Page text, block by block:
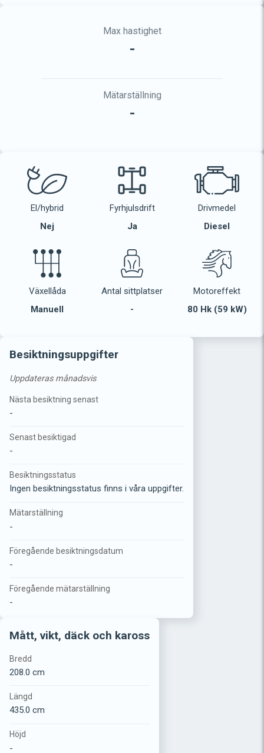
Max hastighet
-
Mätarställning
-
El/hybrid
Nej
Fyrhjulsdrift
Ja
Drivmedel
Diesel
Växellåda
Manuell
Antal sittplatser
-
Motoreffekt
80 Hk (59 kW)
Besiktningsuppgifter
Uppdateras månadsvis
Nästa besiktning senast
-
Senast besiktigad
-
Besiktningsstatus
Ingen besiktningsstatus finns i våra uppgifter.
Mätarställning
-
Föregående besiktningsdatum
-
Föregående mätarställning
-
Mått, vikt, däck och kaross
Bredd
208.0 cm
Längd
435.0 cm
Höjd
-